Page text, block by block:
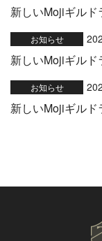
新しいMojiギル
お知らせ
新しいMojiギル
お知らせ
新しいMojiギル